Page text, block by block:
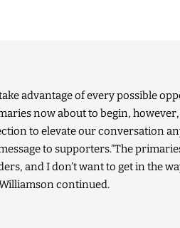
advantage of every possible
now about to begin,
to elevate our conversation
to supporters.”The
and I don’t want to get in the
continued.